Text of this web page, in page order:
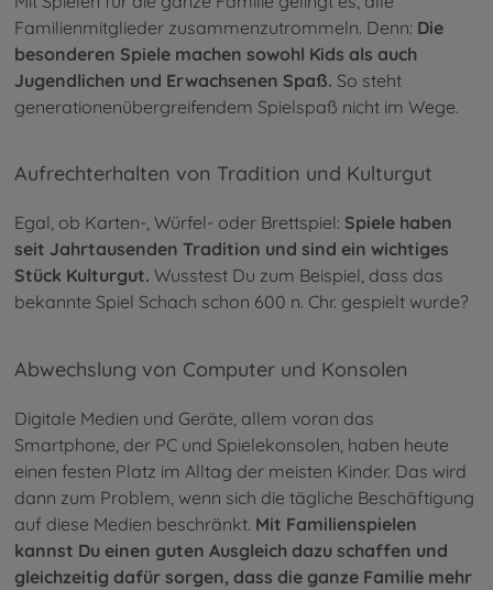
Familienmitglieder zusammenzutrommeln. Denn: Die
besonderen Spiele machen sowohl Kids als auch
Jugendlichen und Erwachsenen Spaß. So steht
generationenübergreifendem Spielspaß nicht im Wege.
Aufrechterhalten von Tradition und Kulturgut
Egal, ob Karten-, Würfel- oder Brettspiel: Spiele haben
seit Jahrtausenden Tradition und sind ein wichtiges
Stück Kulturgut. Wusstest Du zum Beispiel, dass das
bekannte Spiel Schach schon 600 n. Chr. gespielt wurde?
Abwechslung von Computer und Konsolen
Digitale Medien und Geräte, allem voran das
Smartphone, der PC und Spielekonsolen, haben heute
einen festen Platz im Alltag der meisten Kinder. Das wird
dann zum Problem, wenn sich die tägliche Beschäftigung
auf diese Medien beschränkt. Mit Familienspielen
kannst Du einen guten Ausgleich dazu schaffen und
gleichzeitig dafür sorgen, dass die ganze Familie mehr